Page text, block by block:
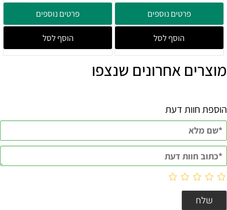
פרטים נוספים
הוסף לסל
פרטים נוספים
הוסף לסל
מוצרים אחרונים שנצפו
הוספת חוות דעת